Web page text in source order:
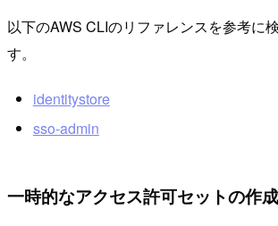
以下のAWS CLIのリファレンスを参考に
す。
identitystore
sso-admin
一時的なアクセス許可セットの作